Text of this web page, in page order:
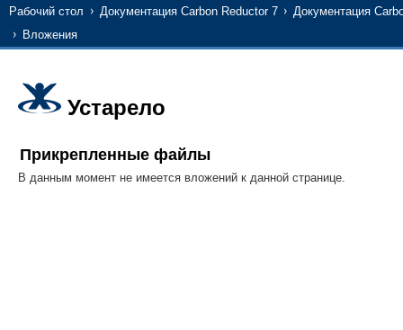
Рабочий стол Документация Carbon Reductor 7
Документация
Вложения
Устарело
Прикрепленные файлы
В данным момент не имеется вложений к данной странице.